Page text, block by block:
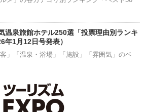
温泉旅館ホテル250選「投票理由別ランキ
年1月12日号発表）
客」「温泉・浴場」「施設」「雰囲気」のベ